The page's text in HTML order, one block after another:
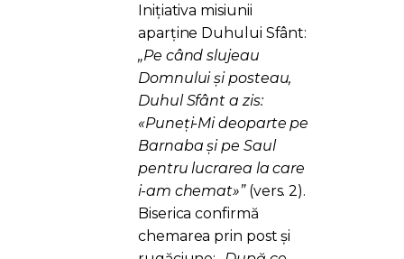
Inițiativa misiunii
aparține Duhului Sfânt:
„Pe când slujeau
Domnului și posteau,
Duhul Sfânt a zis:
«Puneți-Mi deoparte pe
Barnaba și pe Saul
pentru lucrarea la care
i-am chemat»”(vers. 2).
Biserica confirmă
chemarea prin post și